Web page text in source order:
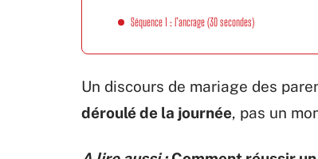
Séquence 1 : l’ancrage (30 secondes)
Un discours de mariage des
déroulé de la journée, pas un